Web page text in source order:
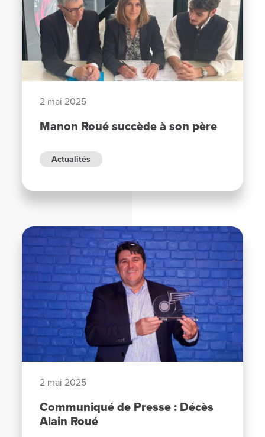
2 mai 2025
Manon Roué succède à son père
Actualités
2 mai 2025
Communiqué de Presse : Décès
Alain Roué